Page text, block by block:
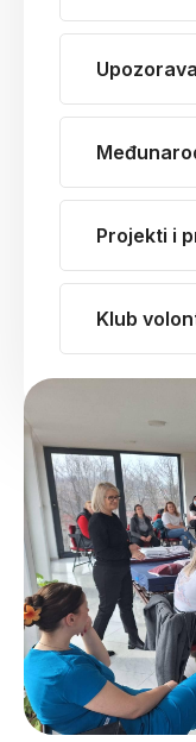
Projekti i
Klub